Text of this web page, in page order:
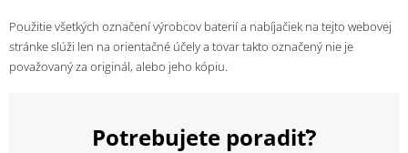
Použitie všetkých označení výrobcov baterií a nabíjačiek na tejto webovej
stránke slúži len na orientačné účely a tovar takto označený nie je
považovaný za originál, alebo jeho kópiu.
Potrebujete poradiť?